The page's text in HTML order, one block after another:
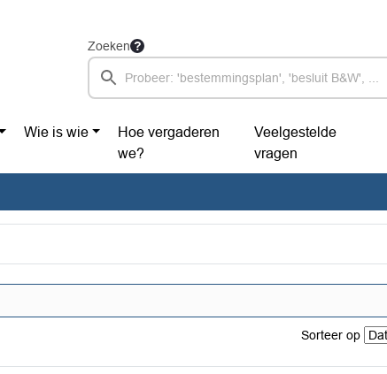
Zoeken
Wie is wie
Hoe vergaderen
we?
Veelgestelde
vragen
Sorteer op